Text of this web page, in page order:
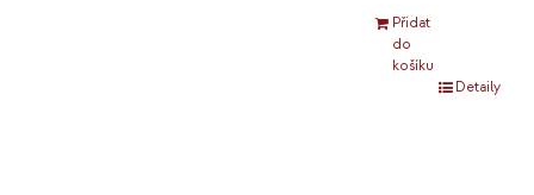
Přidat
do
košíku
Detaily